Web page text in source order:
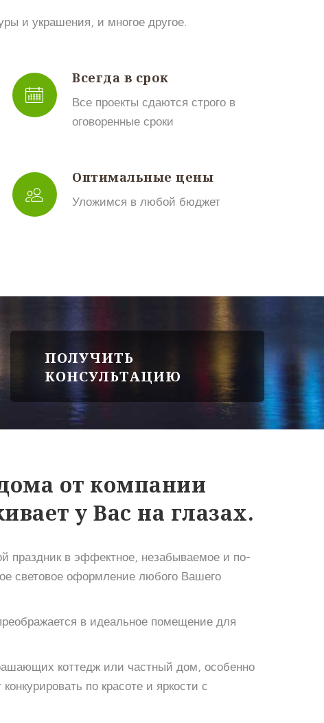
и украшения, и многое другое.
Всегда в срок
Все проекты сдаются строго в
оговоренные сроки
Оптимальные цены
Уложимся в любой бюджет
ПОЛУЧИТЬ
КОНСУЛЬТАЦИЮ
от компании
у Вас на глазах.
праздник в эффектное, незабываемое и по-
световое оформление любого Вашего
в идеальное помещение для
коттедж или частный дом, особенно
по красоте и яркости с